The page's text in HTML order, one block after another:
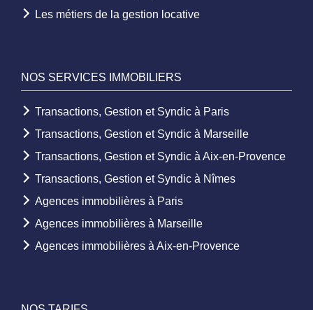
Les métiers de la gestion locative
NOS SERVICES IMMOBILIERS
Transactions, Gestion et Syndic à Paris
Transactions, Gestion et Syndic à Marseille
Transactions, Gestion et Syndic à Aix-en-Provence
Transactions, Gestion et Syndic à Nîmes
Agences immobilières à Paris
Agences immobilières à Marseille
Agences immobilières à Aix-en-Provence